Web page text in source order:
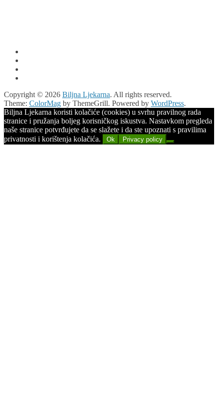
Copyright © 2026 Biljna Ljekarna. All rights reserved.
Theme: ColorMag by ThemeGrill. Powered by WordPress.
Biljna Ljekarna koristi kolačiće (cookies) u svrhu pravilnog rada
stranice i pružanja boljeg korisničkog iskustva. Nastavkom pregleda
naše stranice potvrđujete da se slažete i da ste upoznati s pravilima
privatnosti i korištenja kolačića.
Ok Privacy policy